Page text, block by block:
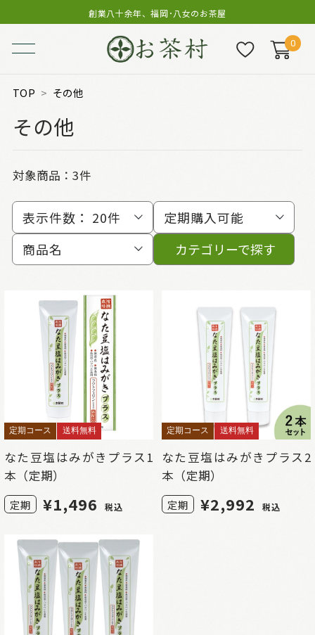
創業八十余年、福岡･八女のお茶屋
0
TOP その他
その他
対象商品： 3件
表示件数： 20件
定期購入可能
商品名
カテゴリーで探す
定期コース 送料無料
なた豆塩はみがきプラス1
本（定期）
定期 ¥1,496 税込
定期コース 送料無料
なた豆塩はみがきプラス2
本（定期）
定期 ¥2,992 税込